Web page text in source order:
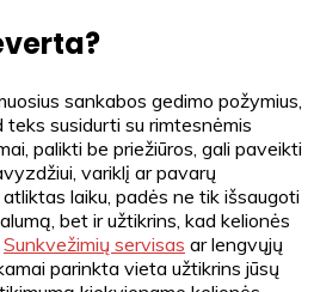
sankabos gedimo požymius,
susidurti su rimtesnėmis
palikti be priežiūros, gali paveikti
variklį ar pavarų
laiku, padės ne tik išsaugoti
bet ir užtikrins, kad kelionės
Sunkvežimių servisas ar lengvųjų
parinkta vieta užtikrins jūsų